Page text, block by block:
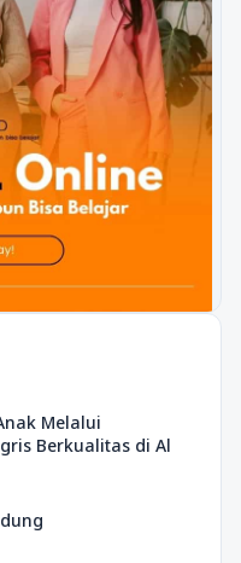
Melalui
Berkualitas di Al